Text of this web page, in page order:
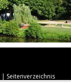
| Seitenverzeichnis